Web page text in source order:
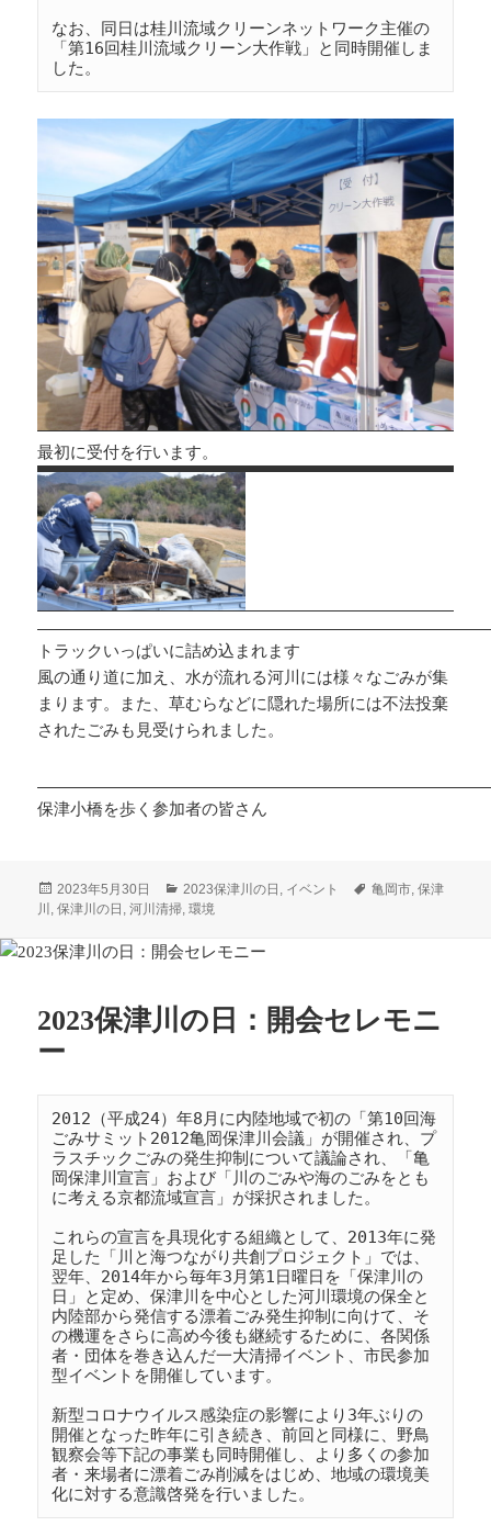
なお、同日は桂川流域クリーンネットワーク主催の
「第16回桂川流域クリーン大作戦」と同時開催しま
最初に受付を行います。
トラックいっぱいに詰め込まれます
風の通り道に加え、水が流れる河川には様々なごみが集
まります。また、草むらなどに隠れた場所には不法投棄
されたごみも見受けられました。
保津小橋を歩く参加者の皆さん
投
稿
2023年5月30日
カ
テ
リ
2023保津川の日 , イベント
タ
亀岡市,保津
川 ,保津川の日 ,河川清掃,環境
2023保津川の日：開会セレモニ
ー
2012（平成24）年8月に内陸地域で初の「第10回海
ごみサミット2012亀岡保津川会議」が開催され、プ
ラスチックごみの発生抑制について議論され、「亀
岡保津川宣言」および「川のごみや海のごみをとも
に考える京都流域宣言」が採択されました。
これらの宣言を具現化する組織として、2013年に発
足した「川と海つながり共創プロジェクト」では、
翌年、2014年から毎年3月第1日曜日を「保津川の
日」と定め、保津川を中心とした河川環境の保全と
内陸部から発信する漂着ごみ発生抑制に向けて、そ
の機運をさらに高め今後も継続するために、各関係
者・団体を巻き込んだ一大清掃イベント、市民参加
型イベントを開催しています。
新型コロナウイルス感染症の影響により3年ぶりの
開催となった昨年に引き続き、前回と同様に、野鳥
観察会等下記の事業も同時開催し、より多くの参加
者・来場者に漂着ごみ削減をはじめ、地域の環境美